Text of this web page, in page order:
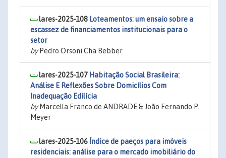
lares-2025-108 Loteamentos: um ensaio sobre a
escassez de financiamentos institucionais para o
setor
byPedro Orsoni Cha Bebber
lares-2025-107 Habitação Social Brasileira:
Análise E Reflexões Sobre Domicílios Com
Inadequação Edilícia
byMarcella Franco de ANDRADE & João Fernando P.
Meyer
lares-2025-106 Índice de paeços para imóveis
residenciais: análise para o mercado imobiliário do